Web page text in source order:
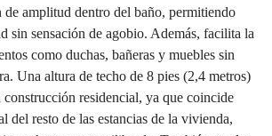
de amplitud dentro del baño, permitiendo
sin sensación de agobio. Además, facilita la
como duchas, bañeras y muebles sin
Una altura de techo de 8 pies (2,4 metros)
construcción residencial, ya que coincide
del resto de las estancias de la vivienda,